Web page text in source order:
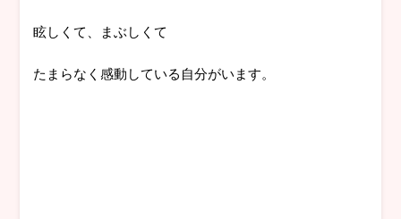
眩しくて、まぶしくて
たまらなく感動している自分がいます。